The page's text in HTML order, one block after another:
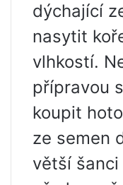
dýchající
nasytit
vlhkostí.
přípravou
koupit
ze semen
větší